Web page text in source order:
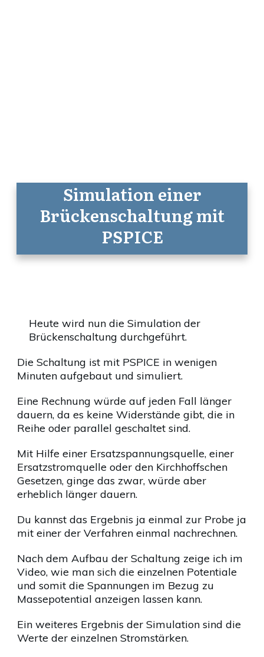
Simulation einer
Brückenschaltung mit
PSPICE
Heute wird nun die Simulation der
Brückenschaltung durchgeführt.
Die Schaltung ist mit PSPICE in wenigen
Minuten aufgebaut und simuliert.
Eine Rechnung würde auf jeden Fall länger
dauern, da es keine Widerstände gibt, die in
Reihe oder parallel geschaltet sind.
Mit Hilfe einer Ersatzspannungsquelle, einer
Ersatzstromquelle oder den Kirchhoffschen
Gesetzen, ginge das zwar, würde aber
erheblich länger dauern.
Du kannst das Ergebnis ja einmal zur Probe ja
mit einer der Verfahren einmal nachrechnen.
Nach dem Aufbau der Schaltung zeige ich im
Video, wie man sich die einzelnen Potentiale
und somit die Spannungen im Bezug zu
Massepotential anzeigen lassen kann.
Ein weiteres Ergebnis der Simulation sind die
Werte der einzelnen Stromstärken.